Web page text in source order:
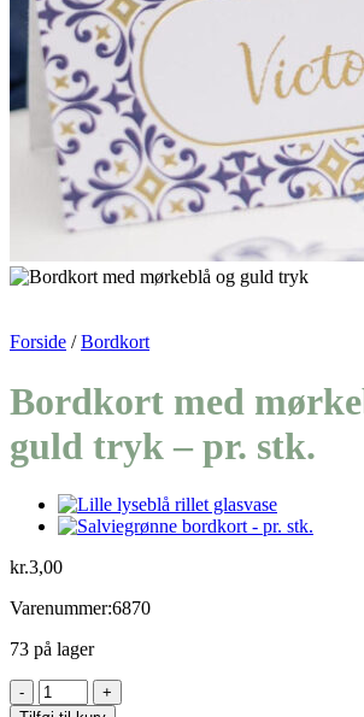
Forside / Bordkort
Bordkort med
guld tryk – pr. stk.
kr.3,00
Varenummer:6870
73 på lager
Bordkort
med